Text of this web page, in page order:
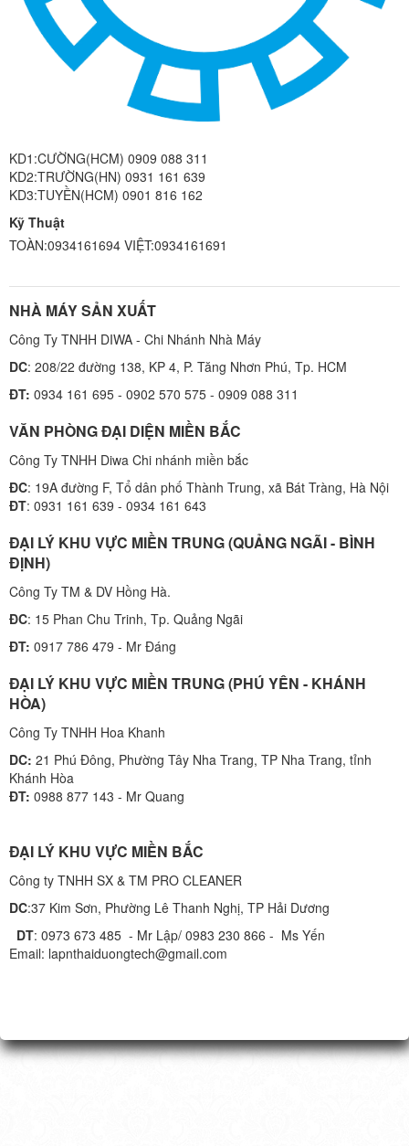
KD1:CƯỜNG(HCM) 0909 088 311
KD2:TRƯỜNG(HN) 0931 161 639
KD3:TUYỀN(HCM) 0901 816 162
Kỹ Thuật
TOÀN:0934161694 VIỆT:0934161691
NHÀ MÁY SẢN XUẤT
Công Ty TNHH DIWA - Chi Nhánh Nhà Máy
DC: 208/22 đường 138, KP 4, P. Tăng Nhơn Phú, Tp. HCM
ĐT: 0934 161 695 - 0902 570 575 - 0909 088 311
VĂN PHÒNG ĐẠI DIỆN MIỀN BẮC
Công Ty TNHH Diwa Chi nhánh miền bắc
ĐC: 19A đường F, Tổ dân phố Thành Trung, xã Bát Tràng, Hà Nội
ĐT: 0931 161 639 - 0934 161 643
ĐẠI LÝ KHU VỰC MIỀN TRUNG (QUẢNG NGÃI - BÌNH
ĐỊNH)
Công Ty TM & DV Hồng Hà.
ĐC: 15 Phan Chu Trinh, Tp. Quảng Ngãi
ĐT: 0917 786 479 - Mr Đáng
ĐẠI LÝ KHU VỰC MIỀN TRUNG (PHÚ YÊN - KHÁNH
HÒA)
Công Ty TNHH Hoa Khanh
DC: 21 Phú Đông, Phường Tây Nha Trang, TP Nha Trang, tỉnh
Khánh Hòa
ĐT: 0988 877 143 - Mr Quang
ĐẠI LÝ KHU VỰC MIỀN BẮC
Công ty TNHH SX & TM PRO CLEANER
DC:37 Kim Sơn, Phường Lê Thanh Nghị, TP Hải Dương
DT: 0973 673 485 - Mr Lập/ 0983 230 866 - Ms Yến
Email: lapnthaiduongtech@gmail.com